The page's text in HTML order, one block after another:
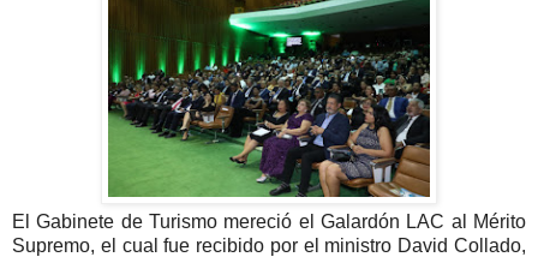
El Gabinete de Turismo mereció el Galardón LAC al Mérito
Supremo, el cual fue recibido por el ministro David Collado,